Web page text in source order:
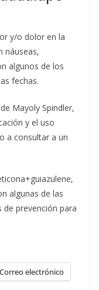
y/o dolor en la
náuseas,
algunos de los
fechas.
Mayoly Spindler,
y el uso
a consultar a un
algunas de las
prevención para
Correo electrónico